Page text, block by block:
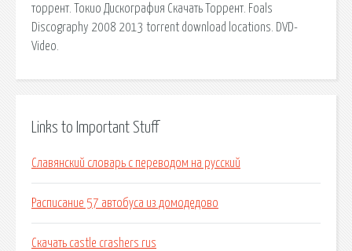
торрент. Токио Дискография Скачать Торрент. Foals
Discography 2008 2013 torrent download locations. DVD-
Video.
Links to Important Stuff
Славянский словарь с переводом на русский
Расписание 57 автобуса из домодедово
Скачать castle crashers rus